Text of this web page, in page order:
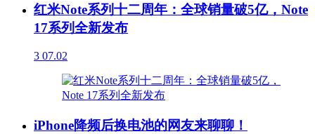
红米Note系列十二周年：全球销量破5亿，Note
17系列全新发布
3 07.02
iPhone降频后换电池的网友来聊聊！